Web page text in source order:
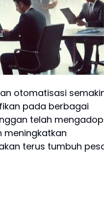
otomatisasi
pada berbagai
telah
meningkatkan
terus tumbuh